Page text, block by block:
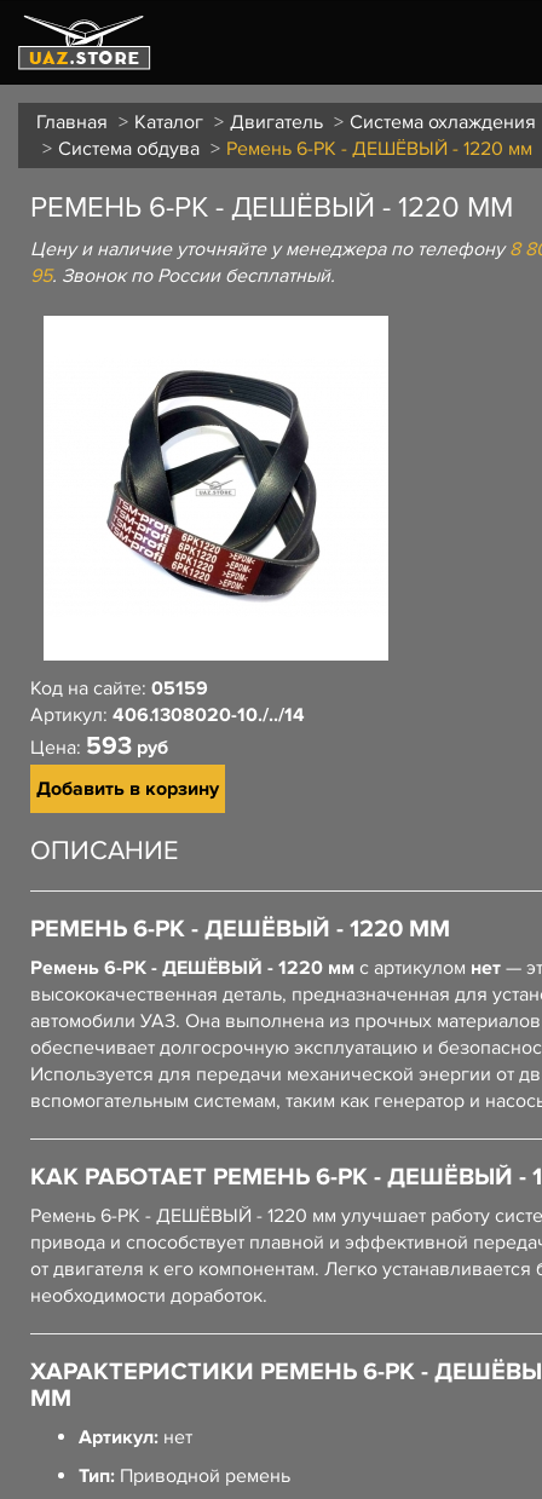
Главная Каталог Двигатель
Система охлаждения
Система обдува
Ремень 6-РК - ДЕШЁВЫЙ - 1220 мм
РЕМЕНЬ 6-РК - ДЕШЁВЫЙ - 1220 ММ
Цену и наличие уточняйте у менеджера по телефону8
95. Звонок по России бесплатный.
Код на сайте: 05159
Артикул: 406.1308020-10./../14
Цена: 593 руб
Добавить в корзину
ОПИСАНИЕ
РЕМЕНЬ 6-РК - ДЕШЁВЫЙ - 1220 ММ
Ремень 6-РК - ДЕШЁВЫЙ - 1220 мм с артикулом нет —
высококачественная деталь, предназначенная для
автомобили УАЗ. Она выполнена из прочных
обеспечивает долгосрочную эксплуатацию и
Используется для передачи механической энергии от
вспомогательным системам, таким как генератор и
КАК РАБОТАЕТ РЕМЕНЬ 6-РК - ДЕШЁВЫЙ -
Ремень 6-РК - ДЕШЁВЫЙ - 1220 мм улучшает работу
привода и способствует плавной и эффективной
от двигателя к его компонентам. Легко устанавливается
необходимости доработок.
ХАРАКТЕРИСТИКИ РЕМЕНЬ 6-РК -
ММ
Артикул: нет
Тип: Приводной ремень